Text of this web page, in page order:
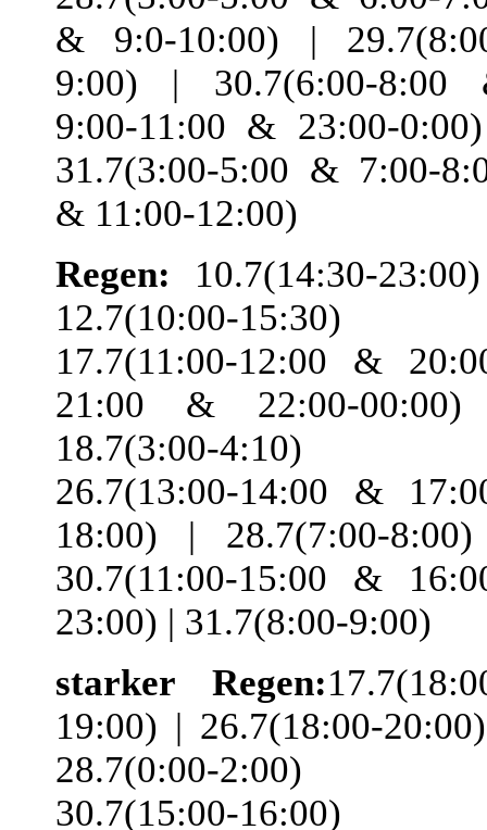
& 9:0-10:00) |
9:00) | 30.7(6:00-8:00
9:00-11:00 & 23:00-
31.7(3:00-5:00 & 7:00-
& 11:00-12:00)
Regen: 10.7(14:30-
12.7(10:00-
17.7(11:00-12:00 &
21:00 & 22:00-
18.7(3:00-4:10)
26.7(13:00-14:00 &
18:00) | 28.7(7:00-
30.7(11:00-15:00 &
23:00) | 31.7(8:00-9:00)
starker Regen:
19:00) | 26.7(18:00-
28.7(0:00-2:00)
30.7(15:00-16:00)